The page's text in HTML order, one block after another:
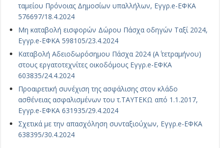
ταμείου Πρόνοιας Δημοσίων υπαλλήλων, Εγγρ.e-ΕΦΚΑ
576697/18.4.2024
Μη καταβολή εισφορών Δώρου Πάσχα οδηγών Ταξί 2024,
Εγγρ.e-ΕΦΚΑ 598105/23.4.2024
Καταβολή Αδειοδωρόσημου Πάσχα 2024 (Α΄ τετραμήνου)
στους εργατοτεχνίτες οικοδόμους Εγγρ.e-ΕΦΚΑ
603835/24.4.2024
Προαιρετική συνέχιση της ασφάλισης στον κλάδο
ασθένειας ασφαλισμένων του τ.ΤΑΥΤΕΚΩ από 1.1.2017,
Εγγρ.e-ΕΦΚΑ 631935/29.4.2024
Σχετικά με την απασχόληση συνταξιούχων, Εγγρ.e-ΕΦΚΑ
638395/30.4.2024